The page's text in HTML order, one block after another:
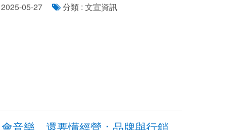
05-27
分類 : 文宣資訊
音樂，還要懂經營：品牌與行銷